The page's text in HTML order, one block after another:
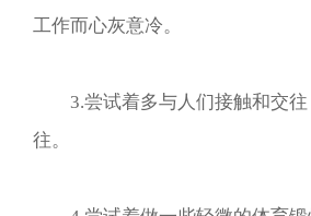
工作而心灰意冷。
3.尝试着多与人们接触和交往
往。